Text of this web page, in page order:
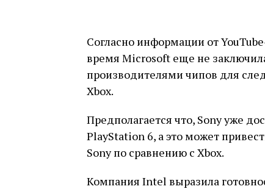
Согласно информации от
время Microsoft еще не
производителями чипов для
Xbox.
Предполагается что, Sony уже
PlayStation 6, а это может
Sony по сравнению с Xbox.
Компания Intel выразила